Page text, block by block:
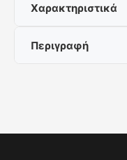
Χαρακτηριστικά
Επιτοίχιος, 215
Περιγραφή
Οι καλεσμένοι σας